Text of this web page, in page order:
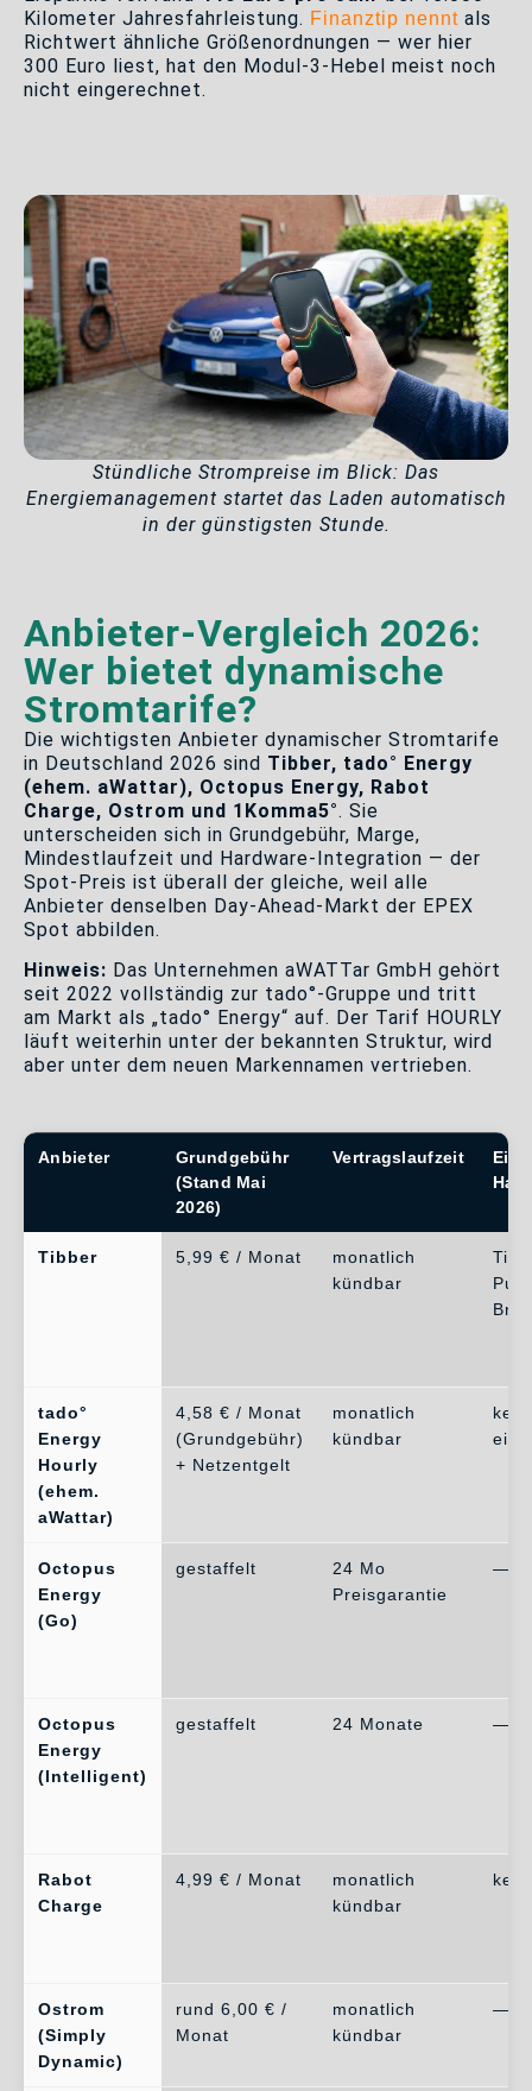
Kilometer Jahresfahrleistung. Finanztip nennt als
Richtwert ähnliche Größenordnungen — wer hier
300 Euro liest, hat den Modul-3-Hebel meist noch
nicht eingerechnet.
Stündliche Strompreise im Blick: Das
Energiemanagement startet das Laden automatisch
in der günstigsten Stunde.
Anbieter-Vergleich 2026:
Wer bietet dynamische
Stromtarife?
Die wichtigsten Anbieter dynamischer Stromtarife
in Deutschland 2026 sind Tibber, tado° Energy
(ehem. aWattar), Octopus Energy, Rabot
Charge, Ostrom und 1Komma5°. Sie
unterscheiden sich in Grundgebühr, Marge,
Mindestlaufzeit und Hardware-Integration — der
Spot-Preis ist überall der gleiche, weil alle
Anbieter denselben Day-Ahead-Markt der EPEX
Spot abbilden.
Hinweis: Das Unternehmen aWATTar GmbH gehört
seit 2022 vollständig zur tado°-Gruppe und tritt
am Markt als „tado° Energy“ auf. Der Tarif HOURLY
läuft weiterhin unter der bekannten Struktur, wird
aber unter dem neuen Markennamen vertrieben.
Anbieter
Grundgebühr
(Stand Mai
2026)
Vertragslaufzeit
Tibber 5,99 € / Monat
monatlich
kündbar
tado°
Energy
Hourly
(ehem.
aWattar)
4,58 € / Monat
(Grundgebühr)
+ Netzentgelt
monatlich
kündbar
Octopus
Energy
(Go)
gestaffelt
24 Mo
Preisgarantie
—
Octopus
Energy
(Intelligent)
gestaffelt 24 Monate —
Rabot
Charge
4,99 € / Monat
monatlich
kündbar
Ostrom
(Simply
Dynamic)
rund 6,00 € /
Monat
monatlich
kündbar
—